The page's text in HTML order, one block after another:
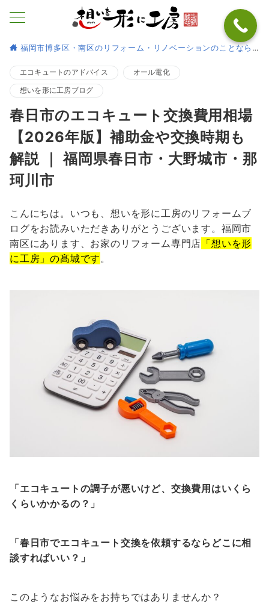
福岡市博多区・南区のリフォーム・リノベーションのことなら
エコキュートのアドバイス オール電化
想いを形に工房ブログ
春日市のエコキュート交換費用相場
【2026年版】補助金や交換時期も
解説 ｜ 福岡県春日市・大野城市・那
珂川市
こんにちは。いつも、想いを形に工房のリフォームブ
ログをお読みいただきありがとうございます。福岡市
南区にあります、お家のリフォーム専門店 「想いを形
に工房」の髙城です。
「エコキュートの調子が悪いけど、交換費用はいくら
くらいかかるの？」
「春日市でエコキュート交換を依頼するならどこに相
談すればいい？」
このようなお悩みをお持ちではありませんか？